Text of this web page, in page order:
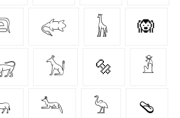
𓅾 𓃱 🙉
𓃩 🔩 𓁳
𓃢 𓅦 🩴